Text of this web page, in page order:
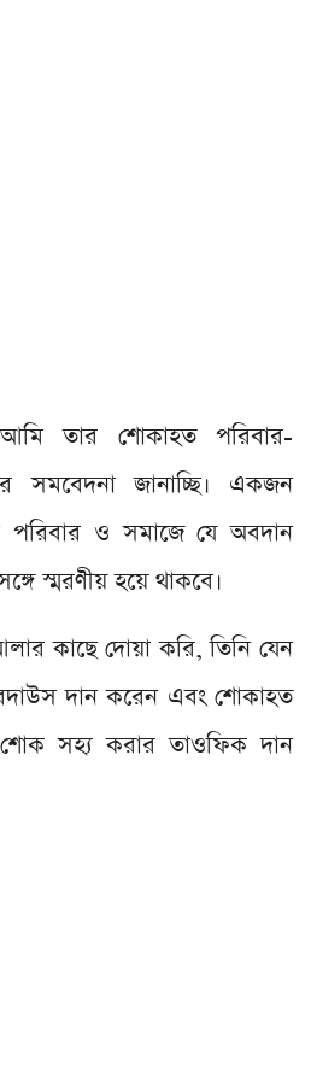
তার শোকাহত পরিবার-
সমবেদনা জানাচ্ছি। একজন
পরিবার ও সমাজে যে অবদান
স্মরণীয় হয়ে থাকবে।
কাছে দোয়া করি, তিনি যেন
দান করেন এবং শোকাহত
সহ্য করার তাওফিক দান